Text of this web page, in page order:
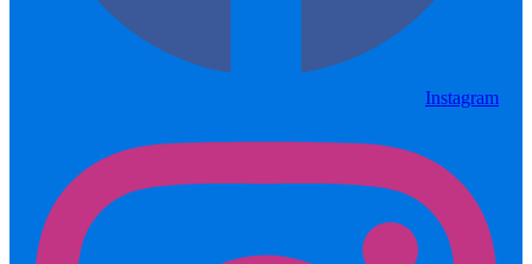
Instagram